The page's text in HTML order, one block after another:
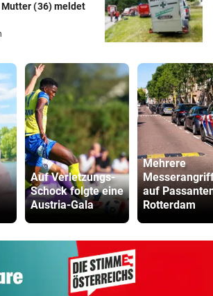
(36) meldet
Auf Verletzungs-
Schock folgte eine
Austria-Gala
Mehrere
auf
Rotterdam